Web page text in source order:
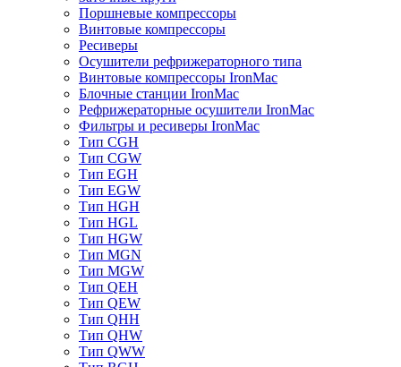
Поршневые компрессоры
Винтовые компрессоры
Ресиверы
Осушители рефрижераторного типа
Винтовые компрессоры IronMac
Блочные станции IronMac
Рефрижераторные осушители IronMac
Фильтры и ресиверы IronMac
Тип CGH
Тип CGW
Тип EGH
Тип EGW
Тип HGH
Тип HGL
Тип HGW
Тип MGN
Тип MGW
Тип QEH
Тип QEW
Тип QHH
Тип QHW
Тип QWW